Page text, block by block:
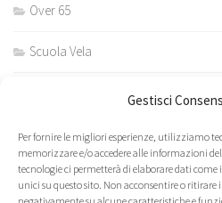
Gestisci
Per fornire le migliori esperienze, utilizziamo
memorizzare e/o accedere alle informazioni
tecnologie ci permetterà di elaborare dati
unici su questo sito. Non acconsentire o ritirare
Over 65
Scuola Vela
Scuola vela invernale